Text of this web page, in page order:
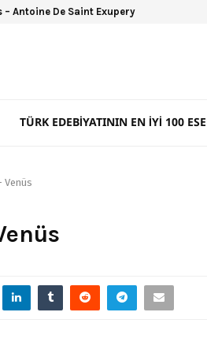
– Antoine De Saint Exupery
TÜRK EDEBIYATININ EN İYI 100
Venüs